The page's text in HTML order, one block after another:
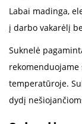
Labai madinga,
į darbo vakarėlį
Suknelė
temperatūroje.
dydį